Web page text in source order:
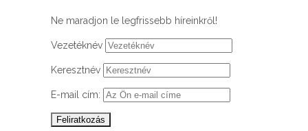
Ne maradjon le legfrissebb híreinkről!
Vezetéknév
Keresztnév
E-mail cím: